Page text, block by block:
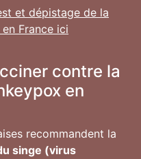
et dépistage de la
France ici
contre la
en
recommandent la
singe (virus